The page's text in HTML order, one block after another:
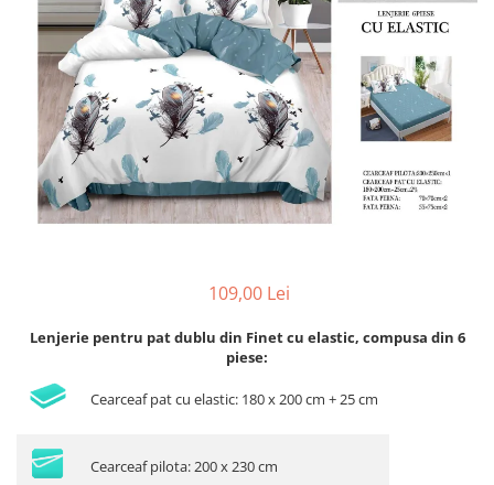
Lenjerii de pat Bumbac Poplin
Lenjerii de pat Catifea
Lenjerii de pat Damasc
Lenjerii de pat Finet + 2 Draperii
Lenjerii de pat Finet cu PLIURI
Lenjerii de pat finet Home
109,00 Lei
Lenjerie pentru pat dublu din Finet cu elastic, compusa din 6
piese:
Cearceaf pat cu elastic: 180 x 200 cm + 25 cm
Cearceaf pilota: 200 x 230 cm